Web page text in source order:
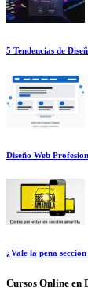
5 Tendencias de
Diseño Web
¿Vale la pena
Cursos Online en